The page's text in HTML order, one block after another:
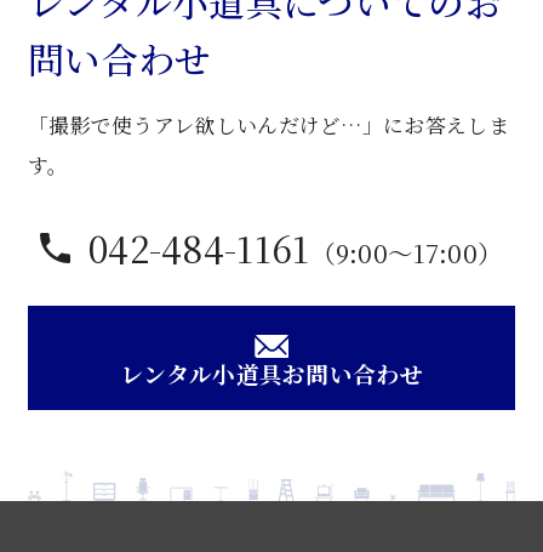
個
問い合わせ
「撮影で使うアレ欲しいんだけど…」にお答えしま
す。
042-484-1161 （9:00〜17:00）
レンタル小道具お問い合わせ